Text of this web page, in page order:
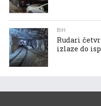
BIH
Rudari
izlaze do